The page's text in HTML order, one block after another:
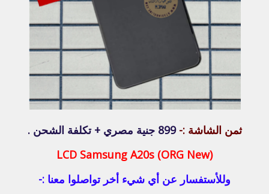
ثمن الشاشة :- 899 جنية مصري + تكلفة الشحن .
LCD Samsung A20s (ORG New)
وللأستفسار عن أي شيء أخر تواصلوا معنا :-